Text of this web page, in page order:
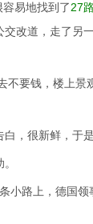
容易地找到了27路
改道，走了另
要钱，楼上景
，很新鲜，于
小路上，德国